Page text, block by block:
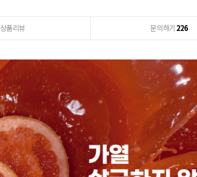
상품리뷰 문의하기 226